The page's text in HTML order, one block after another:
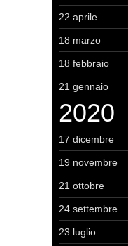
22 aprile
18 marzo
18 febbraio
21 gennaio
2020
17 dicembre
19 novembre
21 ottobre
24 settembre
23 luglio